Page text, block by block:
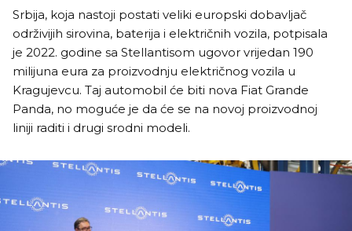
Srbija, koja nastoji postati veliki europski dobavljač
održivijih sirovina, baterija i električnih vozila, potpisala
je 2022. godine sa Stellantisom ugovor vrijedan 190
milijuna eura za proizvodnju električnog vozila u
Kragujevcu. Taj automobil će biti nova Fiat Grande
Panda, no moguće je da će se na novoj proizvodnoj
liniji raditi i drugi srodni modeli.